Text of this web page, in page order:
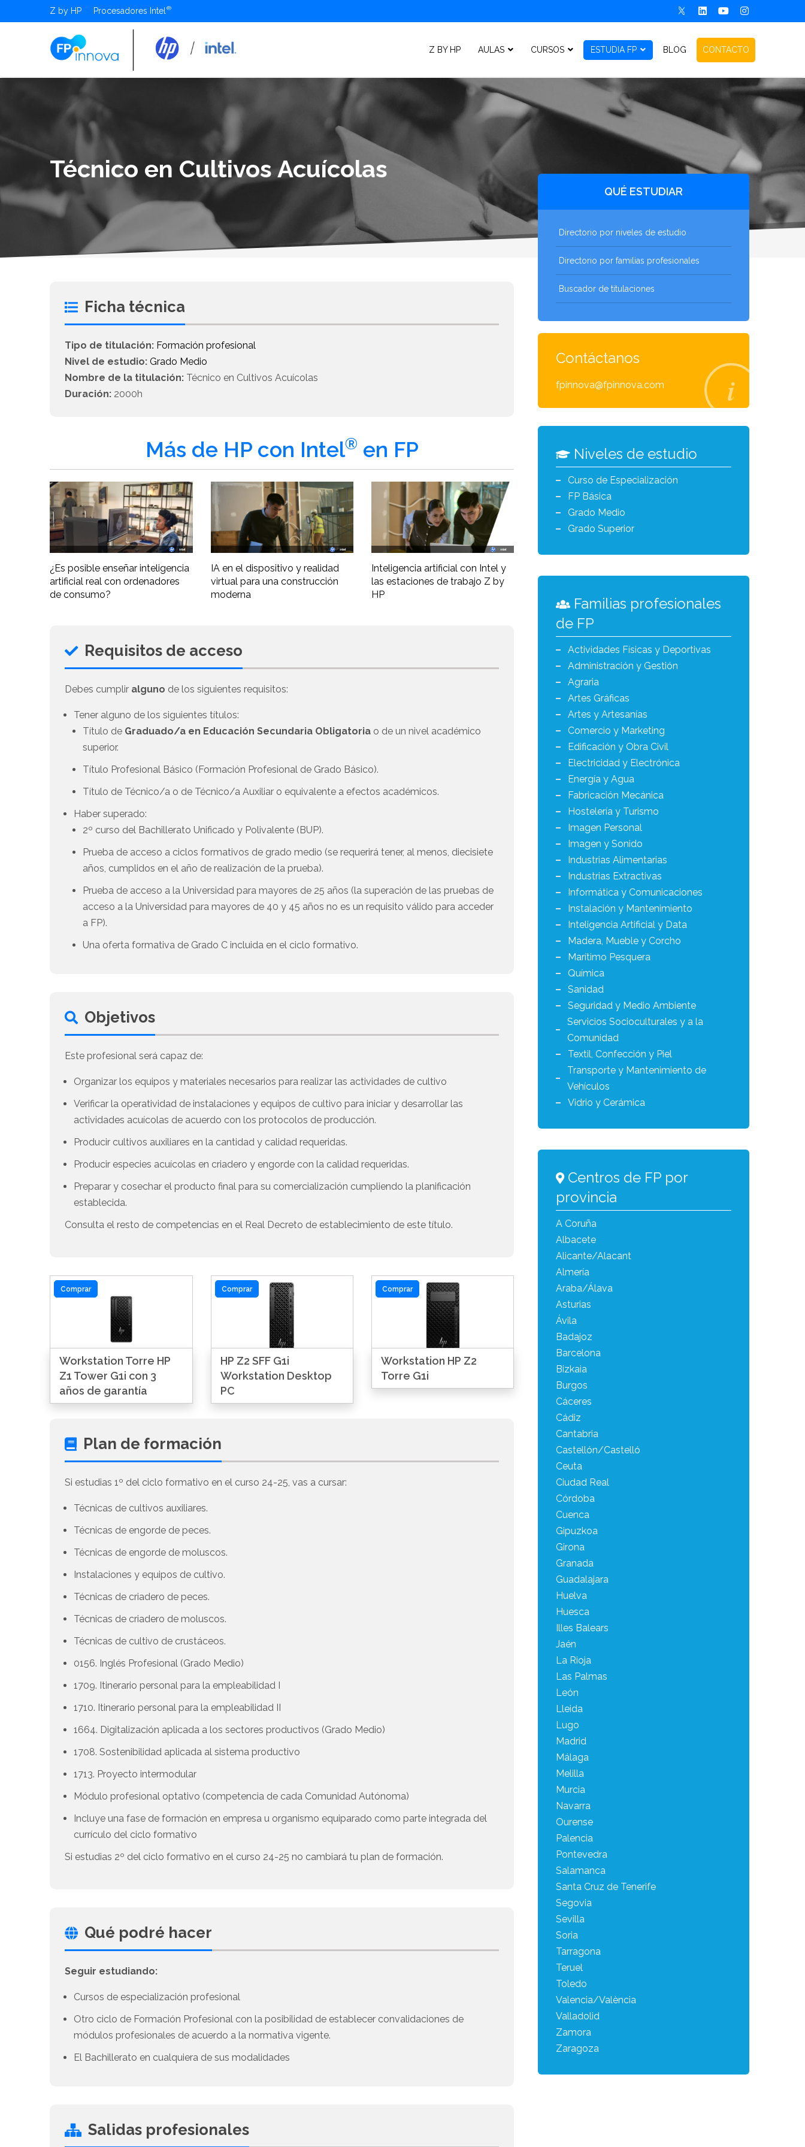
Z by HP Procesadores Intel
Z BY HP AULAS CURSOS ESTUDIA FP BLOG CONTACTO
Técnico en Cultivos Acuícolas
Ficha técnica
Tipo de titulación: Formación profesional
Nivel de estudio: Grado Medio
Nombre de la titulación: Técnico en Cultivos Acuícolas
Duración: 2000h
Más de HP con Intel® en FP
¿Es posible enseñar inteligencia
artificial real con ordenadores
de consumo?
IA en el dispositivo y realidad
virtual para una construcción
moderna
Inteligencia artificial con Intel y
las estaciones de trabajo Z by
HP
Requisitos de acceso
Debes cumplir alguno de los siguientes requisitos:
Tener alguno de los siguientes títulos:
Título de Graduado/a en Educación Secundaria Obligatoria o de un nivel académico
superior.
Título Profesional Básico (Formación Profesional de Grado Básico).
Título de Técnico/a o de Técnico/a Auxiliar o equivalente a efectos académicos.
Haber superado:
2º curso del Bachillerato Unificado y Polivalente (BUP).
Prueba de acceso a ciclos formativos de grado medio (se requerirá tener, al menos, diecisiete
años, cumplidos en el año de realización de la prueba).
Prueba de acceso a la Universidad para mayores de 25 años (la superación de las pruebas de
acceso a la Universidad para mayores de 40 y 45 años no es un requisito válido para acceder
a FP).
Una oferta formativa de Grado C incluida en el ciclo formativo.
Objetivos
Este profesional será capaz de:
Organizar los equipos y materiales necesarios para realizar las actividades de cultivo
Verificar la operatividad de instalaciones y equipos de cultivo para iniciar y desarrollar las
actividades acuícolas de acuerdo con los protocolos de producción.
Producir cultivos auxiliares en la cantidad y calidad requeridas.
Producir especies acuícolas en criadero y engorde con la calidad requeridas.
Preparar y cosechar el producto final para su comercialización cumpliendo la planificación
establecida.
Consulta el resto de competencias en el Real Decreto de establecimiento de este título.
Comprar
Workstation Torre HP
Z1 Tower G1i con 3
años de garantía
Comprar
HP Z2 SFF G1i
Workstation Desktop
PC
Comprar
Workstation HP Z2
Torre G1i
Plan de formación
Si estudias 1º del ciclo formativo en el curso 24-25, vas a cursar:
Técnicas de cultivos auxiliares.
Técnicas de engorde de peces.
Técnicas de engorde de moluscos.
Instalaciones y equipos de cultivo.
Técnicas de criadero de peces.
Técnicas de criadero de moluscos.
Técnicas de cultivo de crustáceos.
0156. Inglés Profesional (Grado Medio)
1709. Itinerario personal para la empleabilidad I
1710. Itinerario personal para la empleabilidad II
1664. Digitalización aplicada a los sectores productivos (Grado Medio)
1708. Sostenibilidad aplicada al sistema productivo
1713. Proyecto intermodular
Módulo profesional optativo (competencia de cada Comunidad Autónoma)
Incluye una fase de formación en empresa u organismo equiparado como parte integrada del
currículo del ciclo formativo
Si estudias 2º del ciclo formativo en el curso 24-25 no cambiará tu plan de formación.
Qué podré hacer
Seguir estudiando:
Cursos de especialización profesional
Otro ciclo de Formación Profesional con la posibilidad de establecer convalidaciones de
módulos profesionales de acuerdo a la normativa vigente.
El Bachillerato en cualquiera de sus modalidades
Salidas profesionales
QUÉ ESTUDIAR
Directorio por niveles de estudio
Directorio por familias profesionales
Buscador de titulaciones
Contáctanos
fpinnova@fpinnova.com
Niveles de estudio
Curso de Especialización
FP Básica
Grado Medio
Grado Superior
Familias profesionales
de FP
Actividades Físicas y Deportivas
Administración y Gestión
Agraria
Artes Gráficas
Artes y Artesanías
Comercio y Marketing
Edificación y Obra Civil
Electricidad y Electrónica
Energía y Agua
Fabricación Mecánica
Hostelería y Turismo
Imagen Personal
Imagen y Sonido
Industrias Alimentarias
Industrias Extractivas
Informática y Comunicaciones
Instalación y Mantenimiento
Inteligencia Artificial y Data
Madera, Mueble y Corcho
Marítimo Pesquera
Química
Sanidad
Seguridad y Medio Ambiente
Servicios Socioculturales y a la
Comunidad
Textil, Confección y Piel
Transporte y Mantenimiento de
Vehículos
Vidrio y Cerámica
Centros de FP por
provincia
A Coruña
Albacete
Alicante/Alacant
Almería
Araba/Álava
Asturias
Ávila
Badajoz
Barcelona
Bizkaia
Burgos
Cáceres
Cádiz
Cantabria
Castellón/Castelló
Ceuta
Ciudad Real
Córdoba
Cuenca
Gipuzkoa
Girona
Granada
Guadalajara
Huelva
Huesca
Illes Balears
Jaén
La Rioja
Las Palmas
León
Lleida
Lugo
Madrid
Málaga
Melilla
Murcia
Navarra
Ourense
Palencia
Pontevedra
Salamanca
Santa Cruz de Tenerife
Segovia
Sevilla
Soria
Tarragona
Teruel
Toledo
Valencia/València
Valladolid
Zamora
Zaragoza